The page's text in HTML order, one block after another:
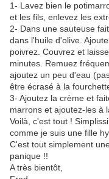
1- Lavez bien le
et les fils, enlevez les
2- Dans une sauteuse
dans l'huile d'olive.
poivrez. Couvrez et
minutes. Remuez
ajoutez un peu d'eau
être écrasé à la
3- Ajoutez la crème et
marrons et ajoutez-les à
Voilà, c'est tout !
comme je suis une fille
C'est tout simplement
panique !!
A très bientôt,